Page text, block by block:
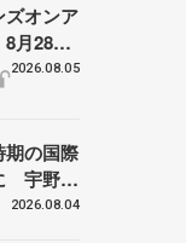
ズオンア
月28日
荒川静
、20
2026.08.05
期の国際
宇野昌
っている
2026.08.04